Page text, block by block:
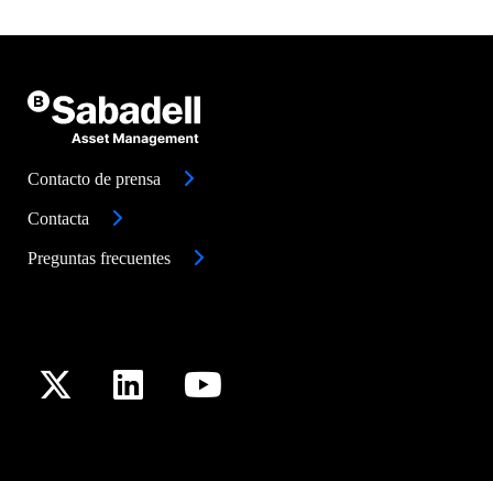
Contacto de prensa
Contacta
Preguntas frecuentes